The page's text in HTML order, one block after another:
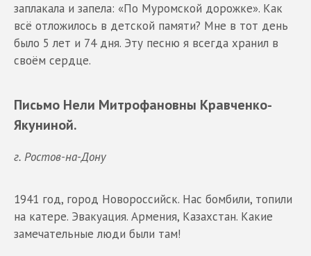
заплакала и запела: «По Муромской дорожке». Как
всё отложилось в детской памяти? Мне в тот день
было 5 лет и 74 дня. Эту песню я всегда хранил в
своём сердце.
Письмо Нели Митрофановны Кравченко-
Якуниной.
г. Ростов-на-Дону
1941 год, город Новороссийск. Нас бомбили, топили
на катере. Эвакуация. Армения, Казахстан. Какие
замечательные люди были там!